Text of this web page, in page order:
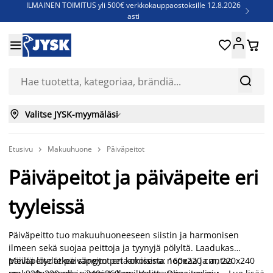
ILMAINEN TOIMITUS yli 500€ verkkokauppaostoksille 12.8.2026
asti

Jenkkisänkyjä - Säästä jopa 60%


 
 Valitse JYSK-myymäläsi
Etusivu  Makuuhuone  Päiväpeitot
Päiväpeitot ja päiväpeite eri
tyyleissä
Päiväpeitto tuo makuuhuoneeseen siistin ja harmonisen
ilmeen sekä suojaa peittoja ja tyynyjä pölyltä. Laadukas
päiväpeite tekee sängyn petaamisesta nopeaa ja antaa
Meiltä löydät päiväpeitot eri kokoisina: 160x220 cm, 220x240